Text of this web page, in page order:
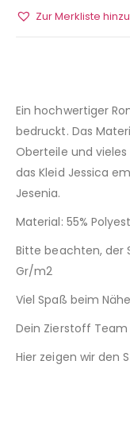
Zur Merkliste
Ein hochwertiger
bedruckt. Das
Oberteile und
das Kleid Jessica
Jesenia.
Material: 55%
Bitte beachten, der
Gr/m2
Viel Spaß beim
Dein Zierstoff Team
Hier zeigen wir den